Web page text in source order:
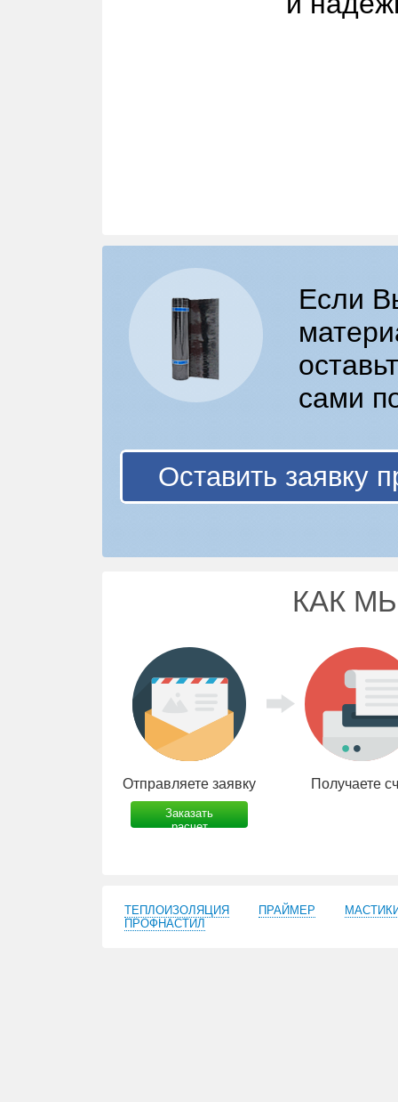
Если
сами
Оставить заявку
КАК
Отправляете заявку
Заказать
расчет
Получаете
ТЕПЛОИЗОЛЯЦИЯ ПРАЙМЕР
ПРОФНАСТИЛ